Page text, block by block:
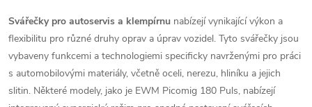
Svářečky pro autoservis a klempírnu nabízejí vynikající výkon a
flexibilitu pro různé druhy oprav a úprav vozidel. Tyto svářečky jsou
vybaveny funkcemi a technologiemi specificky navrženými pro práci
s automobilovými materiály, včetně oceli, nerezu, hliníku a jejich
slitin. Některé modely, jako je EWM Picomig 180 Puls, nabízejí